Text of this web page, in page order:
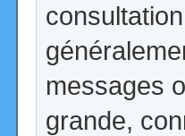
messages
grande,